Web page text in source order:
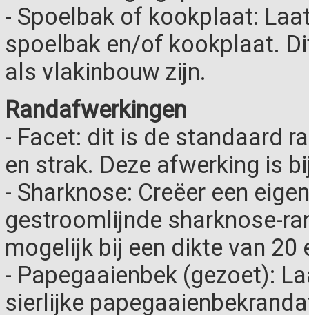
- Spoelbak of kookplaat:
spoelbak en/of kookplaat.
als vlakinbouw zijn.
Randafwerkingen
- Facet: dit is de standaard
en strak. Deze afwerking is
- Sharknose: Creëer een
gestroomlijnde sharknose-
mogelijk bij een dikte van 20
- Papegaaienbek (gezoet):
sierlijke